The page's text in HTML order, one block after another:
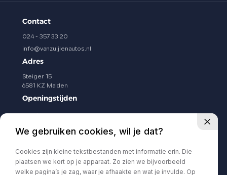
Contact
024 - 357 33 20
info@vanzuijlenautos.nl
Adres
Steiger 15
6581 KZ Malden
Openingstijden
Zaterdag 09.00 - 13.00
Volg ons
We gebruiken cookies, wil je dat?
Cookies zijn kleine tekstbestanden met informatie erin. Die
plaatsen we kort op je apparaat. Zo zien we bijvoorbeeld
welke pagina’s je zag, waar je afhaakte en wat je invulde. Op